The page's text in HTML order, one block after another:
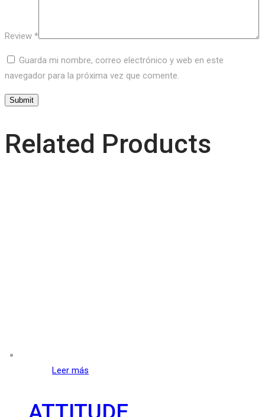
Review *
Guarda mi nombre, correo electrónico y web en este
navegador para la próxima vez que comente.
Related Products
Leer más
ATTITUDE